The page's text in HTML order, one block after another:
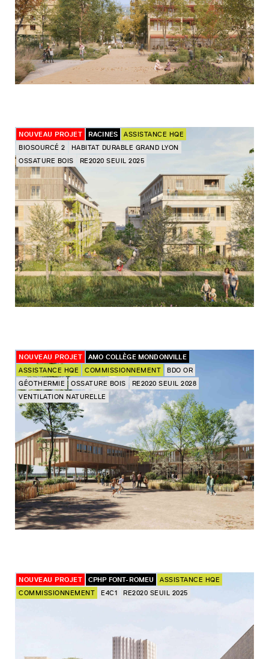
NOUVEAU PROJET RACINES
ASSISTANCE HQE
BIOSOURCÉ 2
HABITAT DURABLE GRAND LYON
OSSATURE BOIS
RE2020 SEUIL 2025
NOUVEAU PROJET
AMO COLLÈGE MONDONVILLE
ASSISTANCE HQE
COMMISSIONNEMENT
BDO OR
GÉOTHERMIE
OSSATURE BOIS
RE2020 SEUIL 2028
VENTILATION NATURELLE
NOUVEAU PROJET CPHP FONT-ROMEU
ASSISTANCE HQE
COMMISSIONNEMENT
E4C1 RE2020 SEUIL 2025